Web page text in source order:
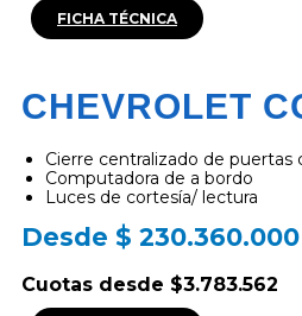
FICHA TÉCNICA
CHEVROLET
Cierre centralizado de puertas
Computadora de a bordo
Luces de cortesía/ lectura
Desde $
Cuotas desde $3.783.562